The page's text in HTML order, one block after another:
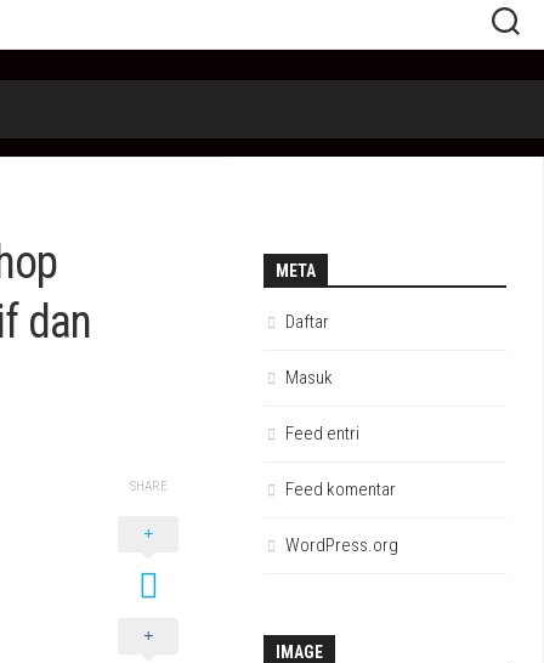
dan
SHARE
META
Daftar
Masuk
Feed entri
Feed komentar
WordPress.org
IMAGE